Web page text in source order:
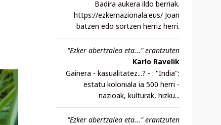
Badira aukera ildo berriak.
https://ezkernazionala.eus/ Joan
batzen edo sortzen herriz herri.
"Ezker abertzalea eta..." erantzuten
Karlo Ravelik
Gainera - kasualitatez...? - : "India":
estatu koloniala ia 500 herri -
nazioak, kulturak, hizku...
"Ezker abertzalea eta..." erantzuten